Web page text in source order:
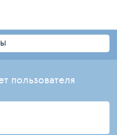
пользователя